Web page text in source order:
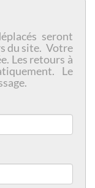
seront
du site. Votre
Les retours à
Le